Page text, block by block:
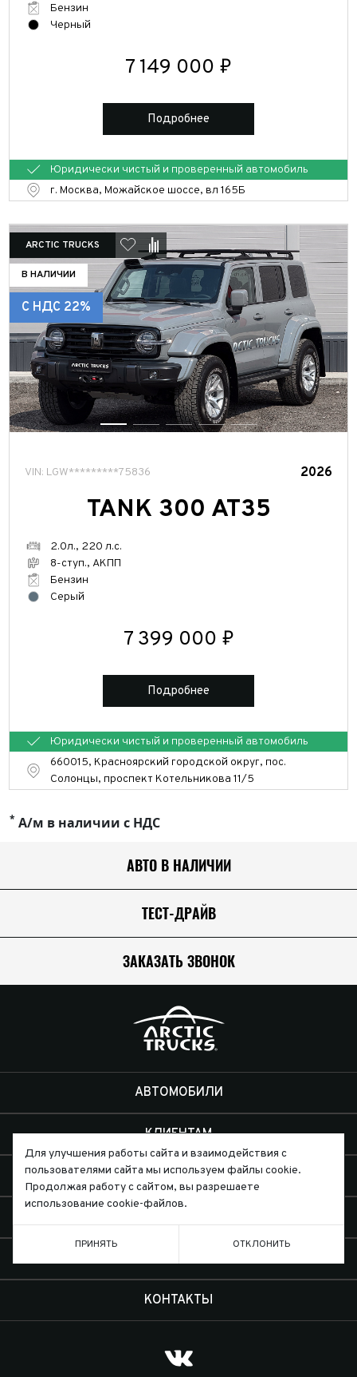
Бензин
Черный
7 149 000 ₽
Подробнее
Юридически чистый и проверенный автомобиль
г. Москва, Можайское шоссе, вл 165Б
ARCTIC TRUCKS
В НАЛИЧИИ
С НДС 22%
VIN: LGW*********75836 2026
TANK 300 AT35
2.0л., 220 л.с.
8-ступ., АКПП
Бензин
Серый
7 399 000 ₽
Подробнее
Юридически чистый и проверенный автомобиль
660015, Красноярский городской округ, пос.
Солонцы, проспект Котельникова 11/5
* А/м в наличии с НДС
АВТО В НАЛИЧИИ
ТЕСТ-ДРАЙВ
ЗАКАЗАТЬ ЗВОНОК
АВТОМОБИЛИ
КЛИЕНТАМ
ЭКСПЕДИЦИИ
КОНТАКТЫ
Для улучшения работы сайта и взаимодействия с
пользователями сайта мы используем файлы cookie.
Продолжая работу с сайтом, вы разрешаете
использование cookie-файлов.
ПРИНЯТЬ ОТКЛОНИТЬ